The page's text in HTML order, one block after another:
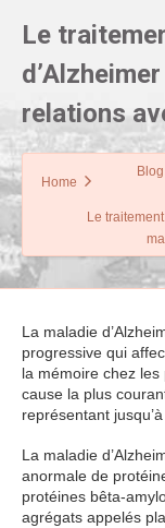
Le
relations
Home
Le
La maladie
progressive qui
la mémoire chez
cause la plus
représentant
La maladie
anormale de
protéines bêta-
agrégats appelés